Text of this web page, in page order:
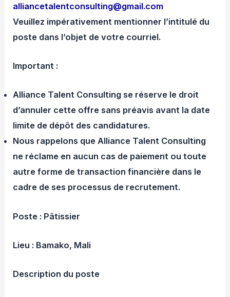
alliancetalentconsulting@gmail.com
Veuillez impérativement mentionner l’intitulé du
poste dans l’objet de votre courriel.
Important :
Alliance Talent Consulting se réserve le droit
d’annuler cette offre sans préavis avant la date
limite de dépôt des candidatures.
Nous rappelons que Alliance Talent Consulting
ne réclame en aucun cas de paiement ou toute
autre forme de transaction financière dans le
cadre de ses processus de recrutement.
Poste : Pâtissier
Lieu : Bamako, Mali
Description du poste